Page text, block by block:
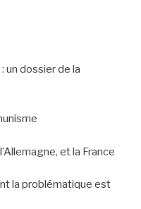
un dossier de la
l’Allemagne, et la France
la problématique est